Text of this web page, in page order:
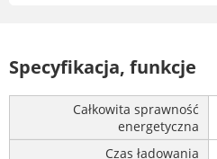
Specyfikacja, funkcje
Całkowita sprawność
energetyczna
Czas ładowania